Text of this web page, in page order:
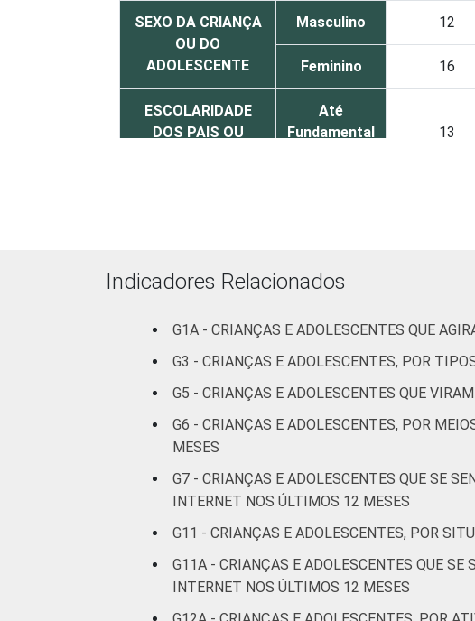
SEXO DA CRIANÇA
OU DO
ADOLESCENTE
Masculino 12
Feminino 16
ESCOLARIDADE
DOS PAIS OU
Até
Fundamental
13
mais
FAIXA ETÁRIA DA
CRIANÇA OU DO
ADOLESCENTE
De 9 a 10
anos
De 11 a 12
anos
anos
20
De 15 a 17
19
RENDA FAMILIAR Até 1 SM
Indicadores Relacionados
G1A - CRIANÇAS E ADOLESCENTES QUE
G3 - CRIANÇAS E ADOLESCENTES, POR
G5 - CRIANÇAS E ADOLESCENTES QUE
G6 - CRIANÇAS E ADOLESCENTES, POR
MESES
G7 - CRIANÇAS E ADOLESCENTES QUE SE
INTERNET NOS ÚLTIMOS 12 MESES
G11 - CRIANÇAS E ADOLESCENTES, POR
G11A - CRIANÇAS E ADOLESCENTES QUE
INTERNET NOS ÚLTIMOS 12 MESES